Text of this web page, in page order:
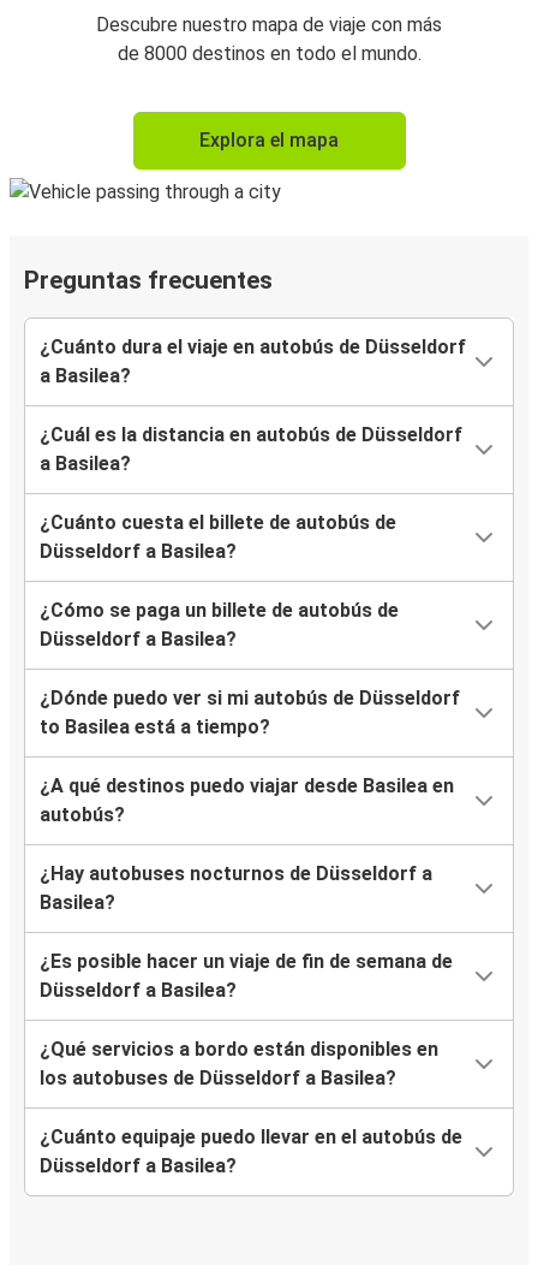
Descubre nuestro mapa de viaje con más
de 8000 destinos en todo el mundo.
Explora el mapa
Preguntas frecuentes
¿Cuánto dura el viaje en autobús de Düsseldorf
a Basilea?
¿Cuál es la distancia en autobús de Düsseldorf
a Basilea?
¿Cuánto cuesta el billete de autobús de
Düsseldorf a Basilea?
¿Cómo se paga un billete de autobús de
Düsseldorf a Basilea?
¿Dónde puedo ver si mi autobús de Düsseldorf
to Basilea está a tiempo?
¿A qué destinos puedo viajar desde Basilea en
autobús?
¿Hay autobuses nocturnos de Düsseldorf a
Basilea?
¿Es posible hacer un viaje de fin de semana de
Düsseldorf a Basilea?
¿Qué servicios a bordo están disponibles en
los autobuses de Düsseldorf a Basilea?
¿Cuánto equipaje puedo llevar en el autobús de
Düsseldorf a Basilea?